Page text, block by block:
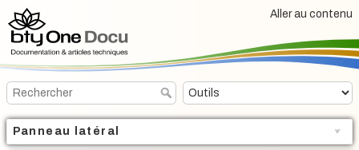
Aller au contenu
Panneau latéral